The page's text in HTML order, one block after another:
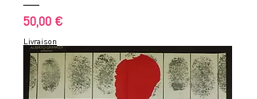
Prix
50,00 €
Livraison